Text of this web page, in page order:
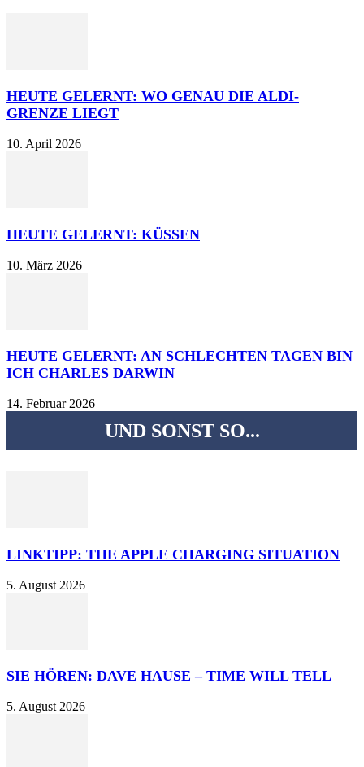
HEUTE GELERNT: WO GENAU DIE ALDI-
GRENZE LIEGT
10. April 2026
HEUTE GELERNT: KÜSSEN
10. März 2026
HEUTE GELERNT: AN SCHLECHTEN TAGEN BIN
ICH CHARLES DARWIN
14. Februar 2026
UND SONST SO...
LINKTIPP: THE APPLE CHARGING SITUATION
5. August 2026
SIE HÖREN: DAVE HAUSE – TIME WILL TELL
5. August 2026